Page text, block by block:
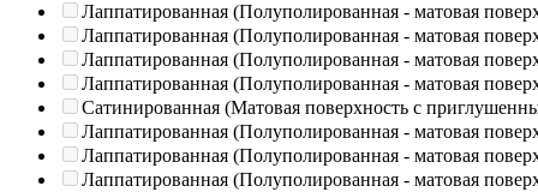
Лаппатированная (Полуполированная - матовая
Лаппатированная (Полуполированная - матовая
Лаппатированная (Полуполированная - матовая
Лаппатированная (Полуполированная - матовая
Сатинированная (Матовая поверхность с
Лаппатированная (Полуполированная - матовая
Лаппатированная (Полуполированная - матовая
Лаппатированная (Полуполированная - матовая